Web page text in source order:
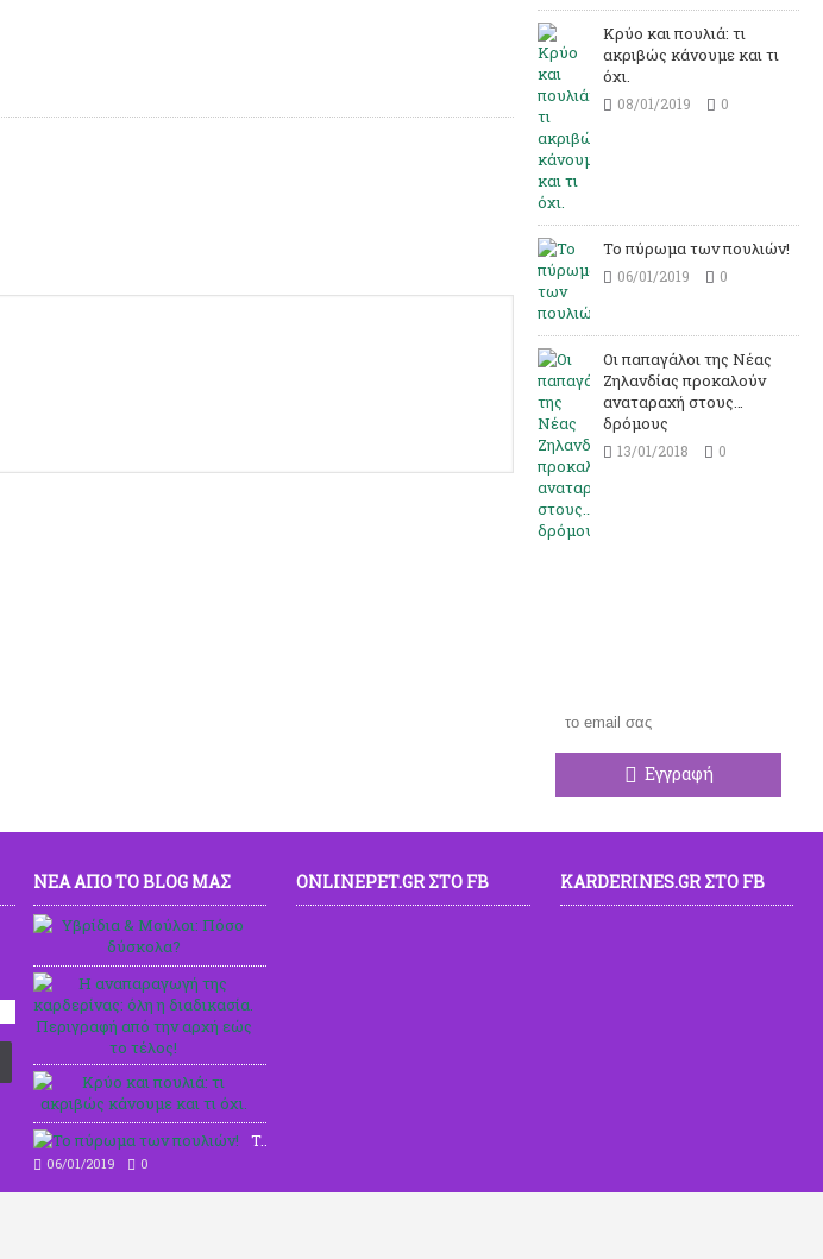
Κρύο και πουλιά: τι
ακριβώς κάνουμε και τι
όχι.
08/01/2019 0
To πύρωμα των πουλιών!
06/01/2019 0
Οι παπαγάλοι της Νέας
Ζηλανδίας προκαλούν
αναταραχή στους…
δρόμους
13/01/2018 0
Εγγραφή
ΝΕΑ ΑΠΟ ΤΟ BLOG ΜΑΣ
To πύρωμα των πουλιών!
06/01/2019 0
ONLINEPET.GR ΣΤΟ FB KARDERINES.GR ΣΤΟ FB